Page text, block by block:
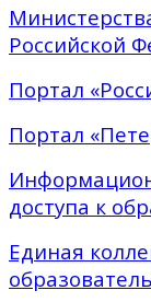
Российской
Портал
Портал
доступа к
Единая